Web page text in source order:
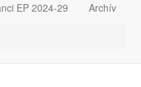
EP 2024-29 Archív